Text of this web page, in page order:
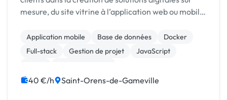
mesure, du site vitrine à l’application web ou mobile.
nombreux projets réalisés, je maîtrise les techn...
Application mobile Base de données
Docker
Full-stack
Gestion de projet
JavaScript
40 €/h Saint-Orens-de-Gameville